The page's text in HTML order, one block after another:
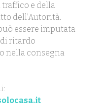
e della
dell'Autorità.
essere imputata
di ritardo
nella consegna